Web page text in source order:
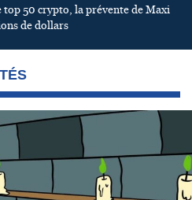
50 crypto, la prévente de Maxi
de dollars